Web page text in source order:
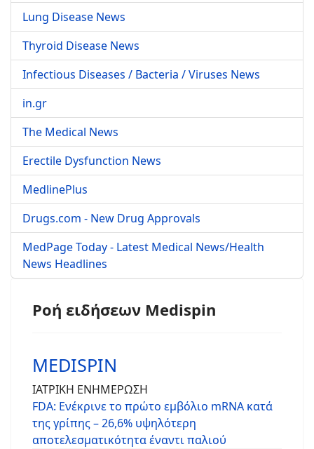
Lung Disease News
Thyroid Disease News
Infectious Diseases / Bacteria / Viruses News
in.gr
The Medical News
Erectile Dysfunction News
MedlinePlus
Drugs.com - New Drug Approvals
MedPage Today - Latest Medical News/Health
News Headlines
Ροή ειδήσεων Medispin
MEDISPIN
ΙΑΤΡΙΚΗ ΕΝΗΜΕΡΩΣΗ
FDA: Ενέκρινε το πρώτο εμβόλιο mRNA κατά
της γρίπης – 26,6% υψηλότερη
αποτελεσματικότητα έναντι παλιού